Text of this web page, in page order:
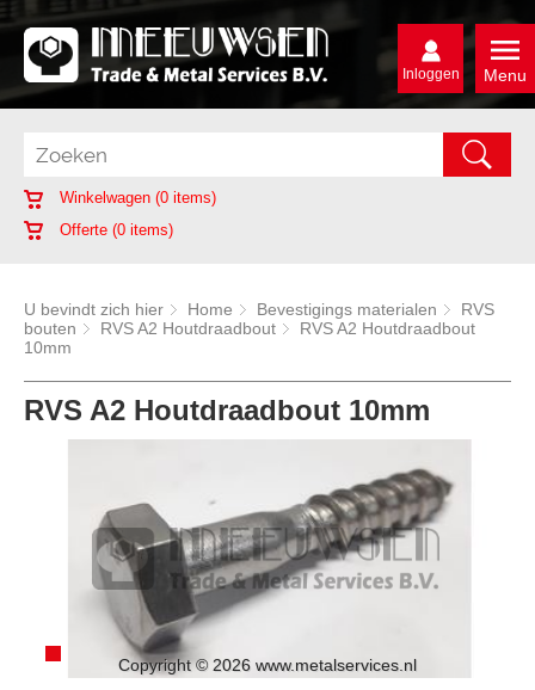
Menu
Inloggen
Winkelwagen (0 items)
Offerte (0 items)
U bevindt zich hier Home Bevestigings materialen
RVS
bouten
RVS A2 Houtdraadbout
RVS A2 Houtdraadbout
10mm
RVS A2 Houtdraadbout 10mm
Copyright © 2026 www.metalservices.nl